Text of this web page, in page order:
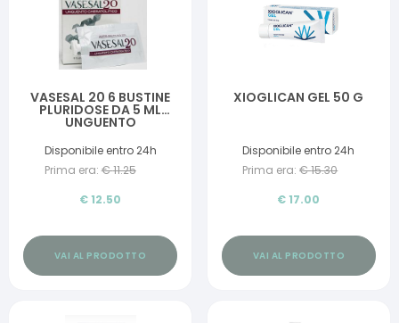
VASESAL 20 6 BUSTINE
PLURIDOSE DA 5 ML
UNGUENTO
Disponibile entro 24h
Prima era: €11.25
€ 12.50
VAI AL PRODOTTO
XIOGLICAN GEL 50 G
Disponibile entro 24h
Prima era: €15.30
€ 17.00
VAI AL PRODOTTO